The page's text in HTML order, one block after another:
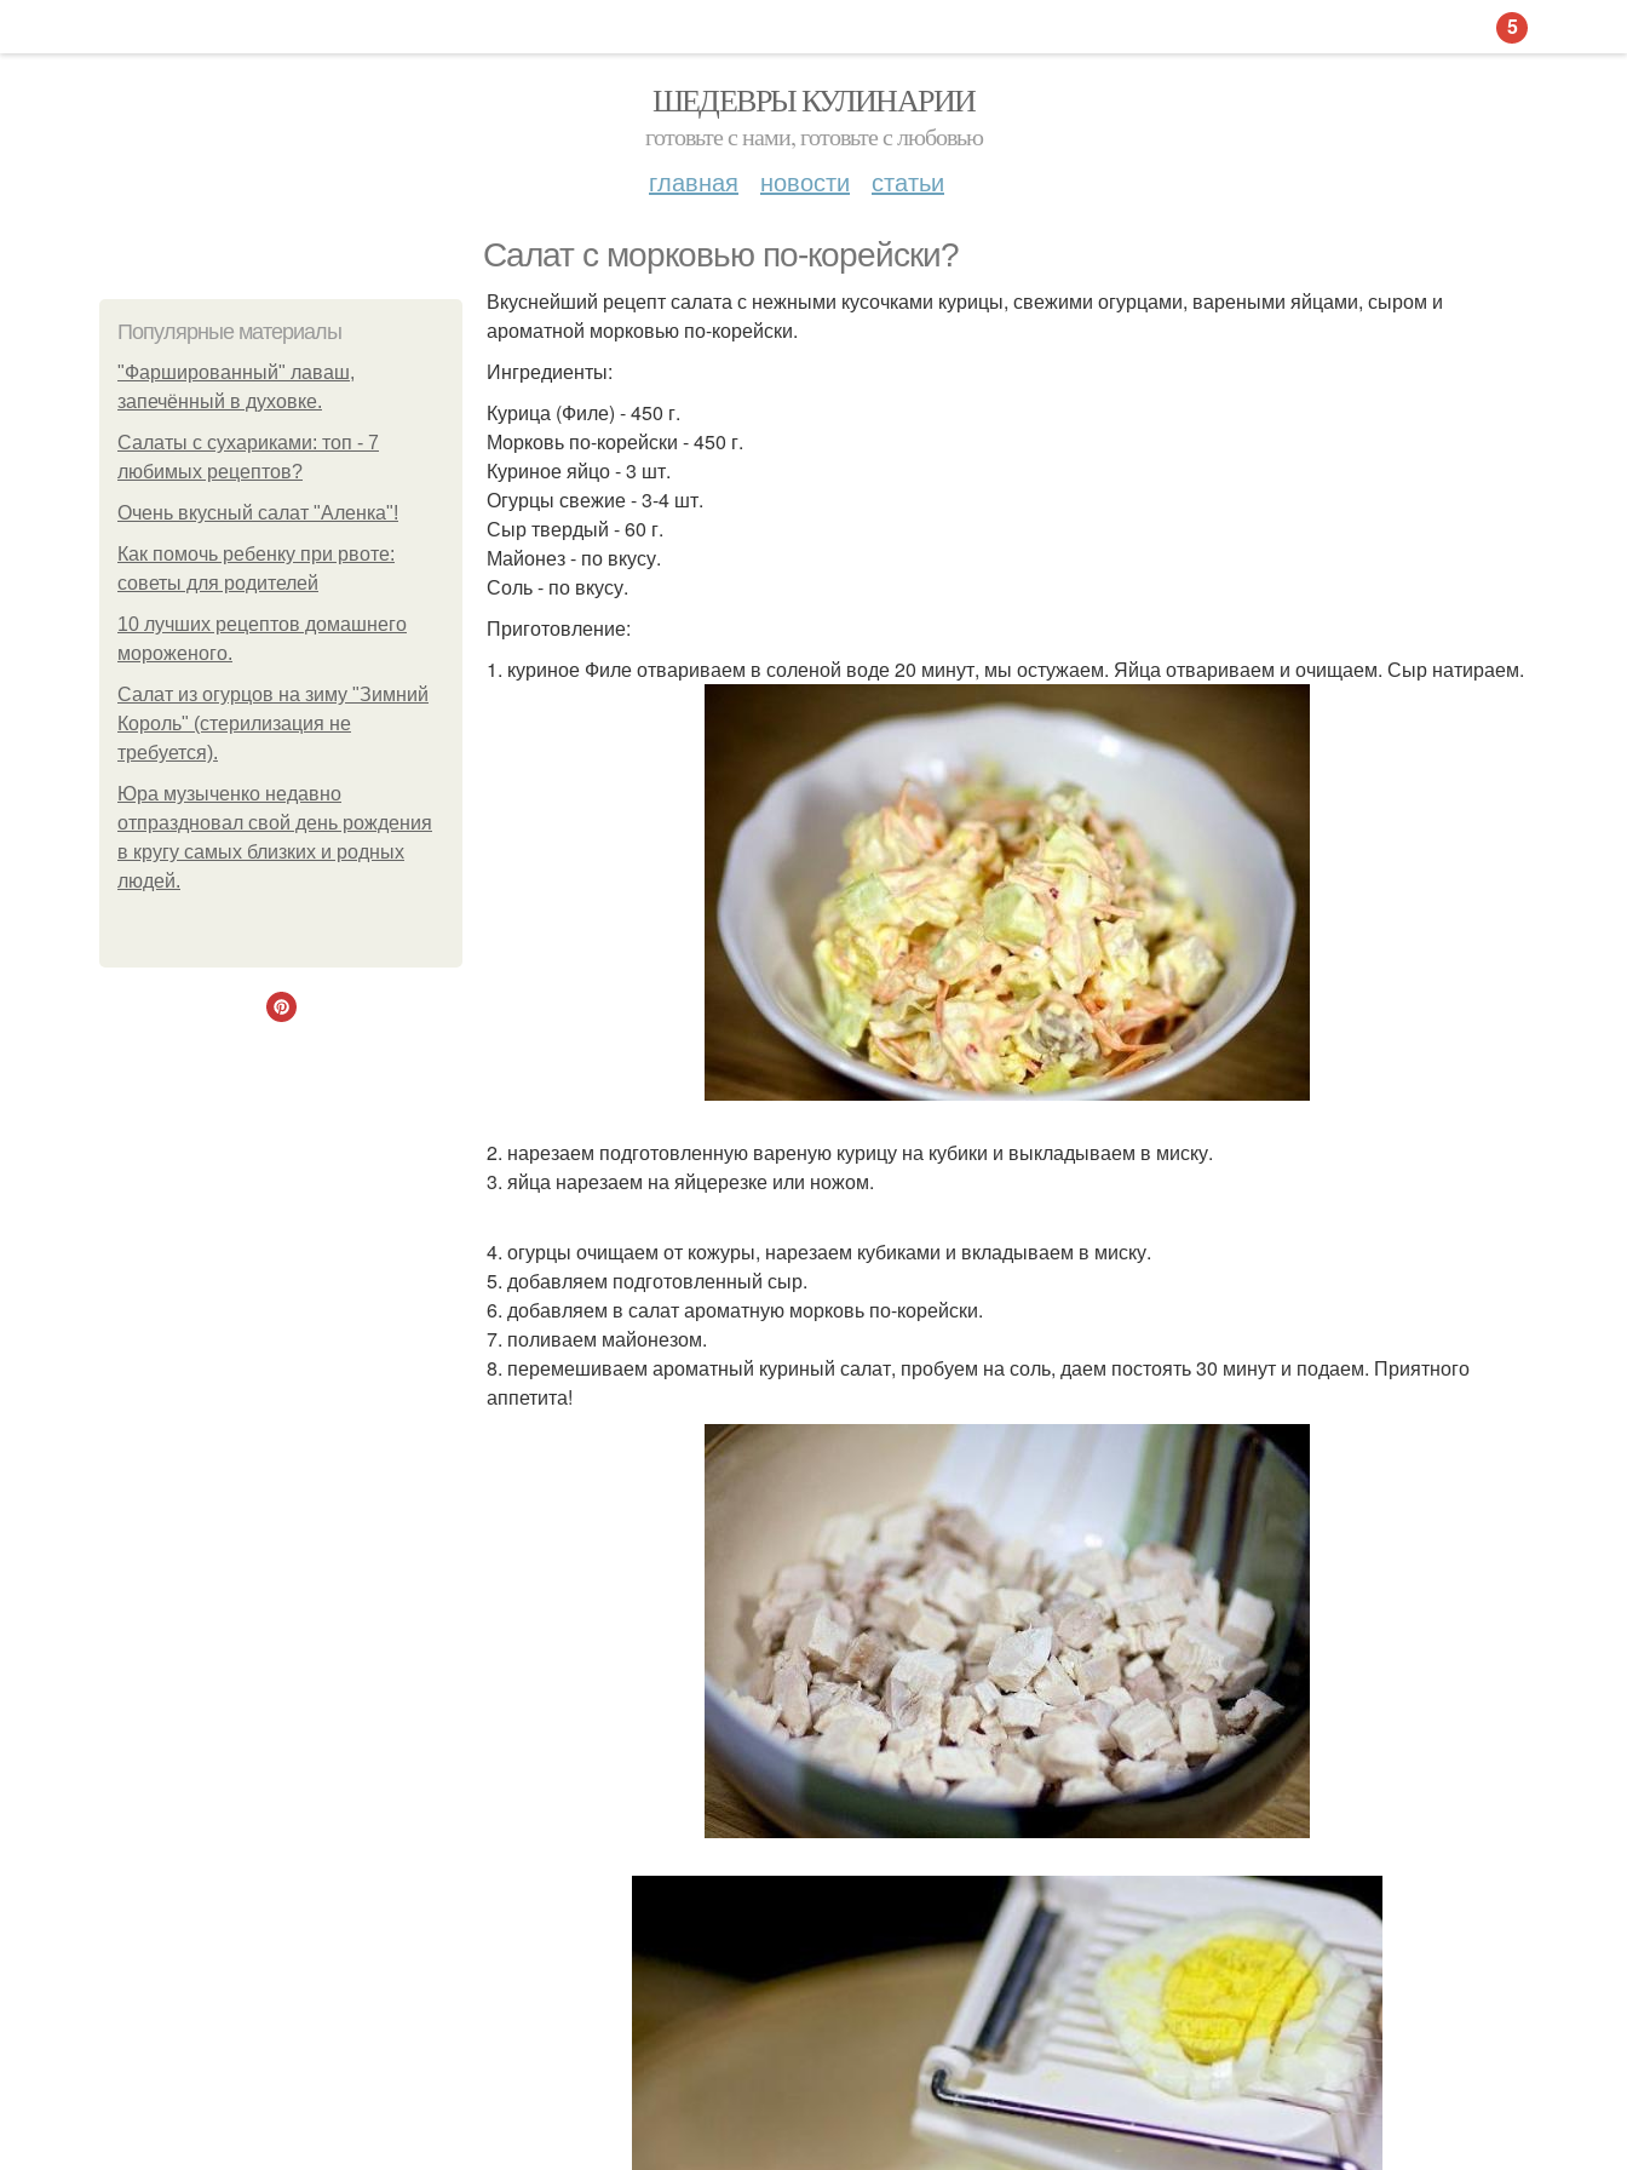
ШЕДЕВРЫ КУЛИНАРИИ
готовьте с нами, готовьте с любовью
главная новости статьи
Салат с морковью по-корейски?
Популярные материалы
"Фаршированный" лаваш,
запечённый в духовке.
Салаты с сухариками: топ - 7
любимых рецептов?
Очень вкусный салат "Аленка"!
Как помочь ребенку при рвоте:
советы для родителей
10 лучших рецептов домашнего
мороженого.
Салат из огурцов на зиму "Зимний
Король" (стерилизация не
требуется).
Юра музыченко недавно
отпраздновал свой день рождения
в кругу самых близких и родных
людей.
Вкуснейший рецепт салата с нежными кусочками курицы, свежими огурцами, вареными яйцами, сыром и
ароматной морковью по-корейски.
Ингредиенты:
Курица (Филе) - 450 г.
Морковь по-корейски - 450 г.
Куриное яйцо - 3 шт.
Огурцы свежие - 3-4 шт.
Сыр твердый - 60 г.
Майонез - по вкусу.
Соль - по вкусу.
Приготовление:
1. куриное Филе отвариваем в соленой воде 20 минут, мы остужаем. Яйца отвариваем и очищаем. Сыр натираем.
2. нарезаем подготовленную вареную курицу на кубики и выкладываем в миску.
3. яйца нарезаем на яйцерезке или ножом.
4. огурцы очищаем от кожуры, нарезаем кубиками и вкладываем в миску.
5. добавляем подготовленный сыр.
6. добавляем в салат ароматную морковь по-корейски.
7. поливаем майонезом.
8. перемешиваем ароматный куриный салат, пробуем на соль, даем постоять 30 минут и подаем. Приятного
аппетита!
5